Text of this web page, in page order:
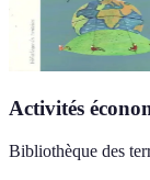
Activités
Bibliothèque des